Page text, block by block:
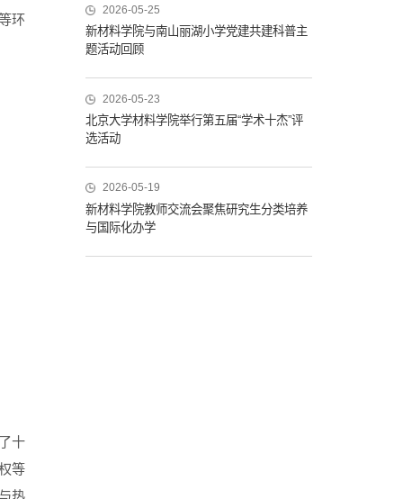
环
十
等
2026-05-25
新材料学院与南山丽湖小学党建共建科普主
题活动回顾
2026-05-23
北京大学材料学院举行第五届“学术十杰”评
选活动
2026-05-19
新材料学院教师交流会聚焦研究生分类培养
与国际化办学